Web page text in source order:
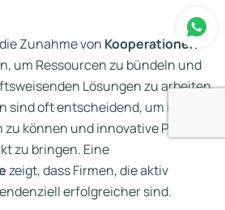
Zunahme von Kooperationen
um Ressourcen zu bündeln und
Lösungen zu arbeiten.
oft entscheidend, um im
können und innovative Produkte
zu bringen. Eine
zeigt, dass Firmen, die aktiv
erfolgreicher sind.